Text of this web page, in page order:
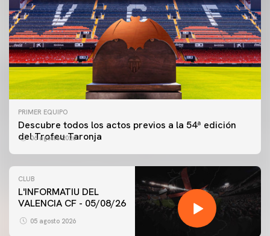
PRIMER EQUIPO
Descubre todos los actos previos a la 54ª edición
del Trofeu Taronja
06 agosto 2026
CLUB
L'INFORMATIU DEL
VALENCIA CF - 05/08/26
05 agosto 2026
PRIMER EQUIPO
ENTRENAMIENTO MATINAL DEL VALENCIA CF
5/8/2026